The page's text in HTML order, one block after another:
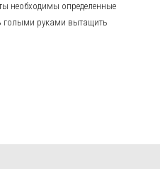
необходимы определенные
голыми руками вытащить